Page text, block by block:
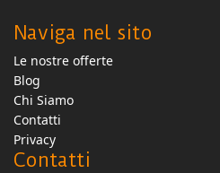
Naviga nel sito
Le nostre offerte
Blog
Chi Siamo
Contatti
Privacy
Contatti